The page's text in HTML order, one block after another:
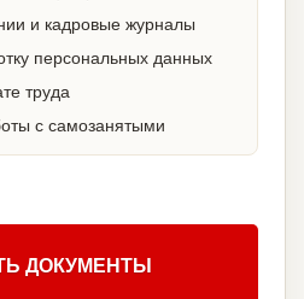
и кадровые журналы
персональных данных
труда
с самозанятыми
ДОКУМЕНТЫ